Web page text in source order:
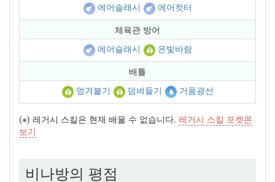
에어슬래시
에어컷터
체육관 방어
에어슬래시
은빛바람
배틀
엉겨붙기
덤벼들기 거품광선
(※) 레거시 스킬은 현재 배울 수 없습니다. 레거시 스킬 포켓몬
보기
비나방의 평점